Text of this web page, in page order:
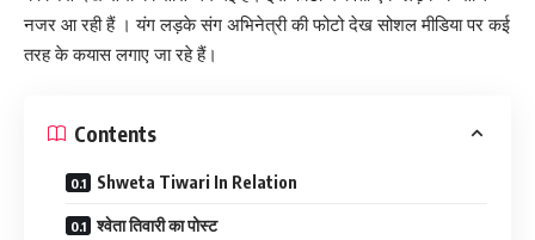
नजर आ रही हैं । यंग लड़के संग अभिनेत्री की फोटो देख सोशल मीडिया पर कई
तरह के कयास लगाए जा रहे हैं।
Contents
Shweta Tiwari In Relation
श्वेता तिवारी का पोस्ट